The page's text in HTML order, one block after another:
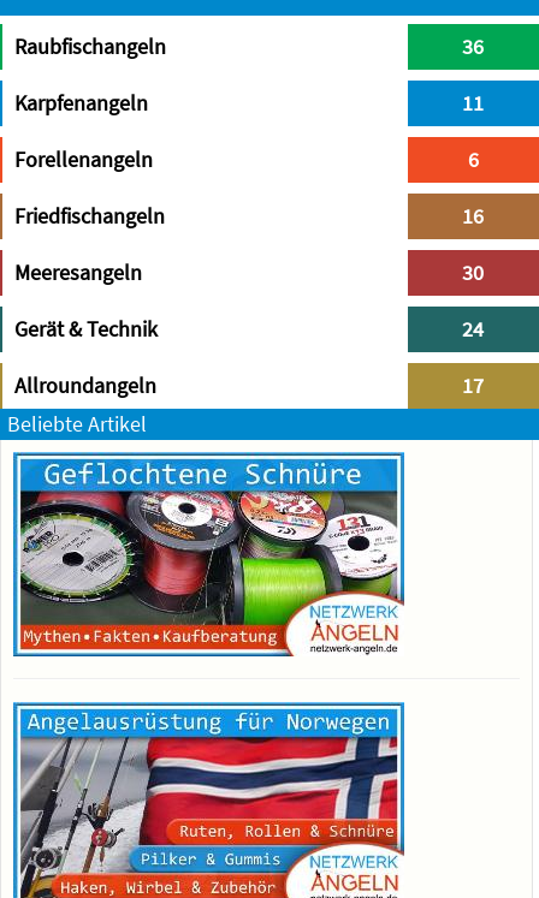
Raubfischangeln 36
Karpfenangeln 11
Forellenangeln 6
Friedfischangeln 16
Meeresangeln 30
Gerät & Technik 24
Allroundangeln
17
Beliebte Artikel